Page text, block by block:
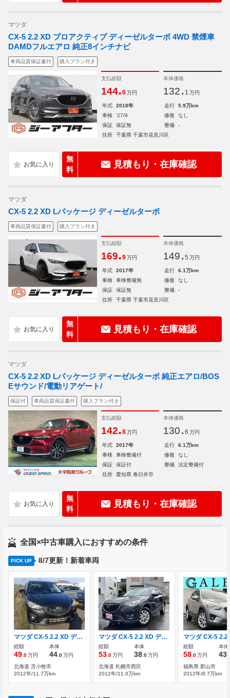
マツダ
CX-5 2.2 XD プロアクティブ ディーゼルターボ 4WD 禁煙車
DAMDフルエアロ 純正8インチナビ
車両品質保証書付 購入プラン付き
支払総額
144.6 万円
本体価格
132. 1 万円
年式 2018年 走行
5.9万km
車検
'27/9 修復
なし
保証
保証無 整備
-
住所
千葉県 千葉市花見川区
無
料
見積もり・在庫確認
マツダ
CX-5 2.2 XD Lパッケージ ディーゼルターボ
車両品質保証書付 購入プラン付き
支払総額
169.9 万円
本体価格
149. 5 万円
年式 2017年 走行
6.1万km
車検
車検整備無 修復
なし
保証
保証無 整備
-
住所
千葉県 千葉市花見川区
無
料
見積もり・在庫確認
マツダ
CX-5 2.2 XD Lパッケージ ディーゼルターボ 純正エアロ/BOS
Eサウンド/電動リアゲート/
保証付 車両品質保証書付 購入プラン付き
支払総額
142.8 万円
本体価格
130. 6 万円
年式 2017年 走行
6.1万km
車検
車検整備付 修復
なし
保証
保証付 整備
法定整備付
住所
愛知県 春日井市
無
料
見積もり・在庫確認
全国×中古車購入におすすめの条件
PICK UP 8/7更新！新着車両
マツダ CX-5 2.2 XD ディーゼルターボ 4WD
総額
49 .0万円
本体
44 .0万円
北海道 苫小牧市
2012年/11.7万km
マツダ CX-5 2.2 XD ディーゼルターボ 4WD SDナビ 地デジ バックモニター
総額
53 .0万円
本体
38 .0万円
北海道 札幌市西区
2012年/11.0万km
総額
58 .0万円
本体
43
福島県 郡山市
2012年/8.7万km